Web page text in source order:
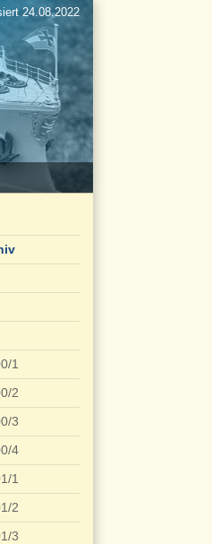
24.08.2022
1
2
3
4
1
2
3